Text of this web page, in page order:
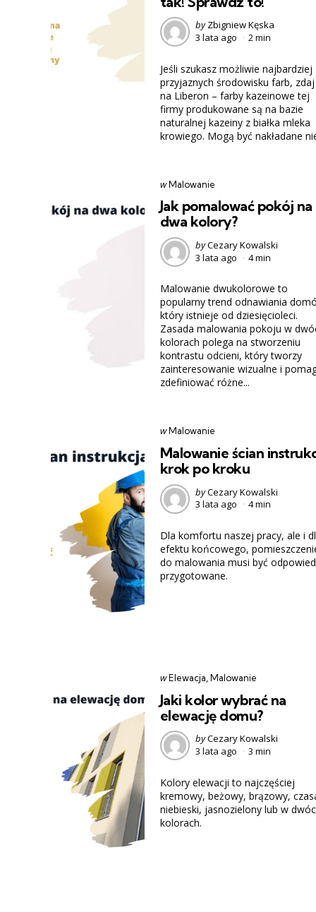
Posted
by
by Zbigniew Kęska
3 lata ago
2 min
Jeśli szukasz możliwie najbardziej
przyjaznych środowisku farb,
na Liberon – farby kazeinowe tej
firmy produkowane są na bazie
naturalnej kazeiny z białka mleka
krowiego. Mogą być nakładane
Categories
post
w Malowanie
Jak pomalować pokój na
dwa kolory?
Posted
by
byCezary Kowalski
3 lata ago
4 min
Malowanie dwukolorowe to
popularny trend odnawiania
który istnieje od dziesięcioleci.
Zasada malowania pokoju w
kolorach polega na stworzeniu
kontrastu odcieni, który tworzy
zainteresowanie wizualne i
zdefiniować różne...
Categories
post
w Malowanie
Malowanie ścian
krok po kroku
Posted
by
byCezary Kowalski
3 lata ago
4 min
Dla komfortu naszej pracy, ale i
efektu końcowego,
do malowania musi być
przygotowane.
Categories
post
w Elewacja Malowanie
Jaki kolor wybrać na
elewację domu?
Posted
by
byCezary Kowalski
3 lata ago
3 min
Kolory elewacji to najczęściej
kremowy, beżowy, brązowy,
niebieski, jasnozielony lub w
kolorach.